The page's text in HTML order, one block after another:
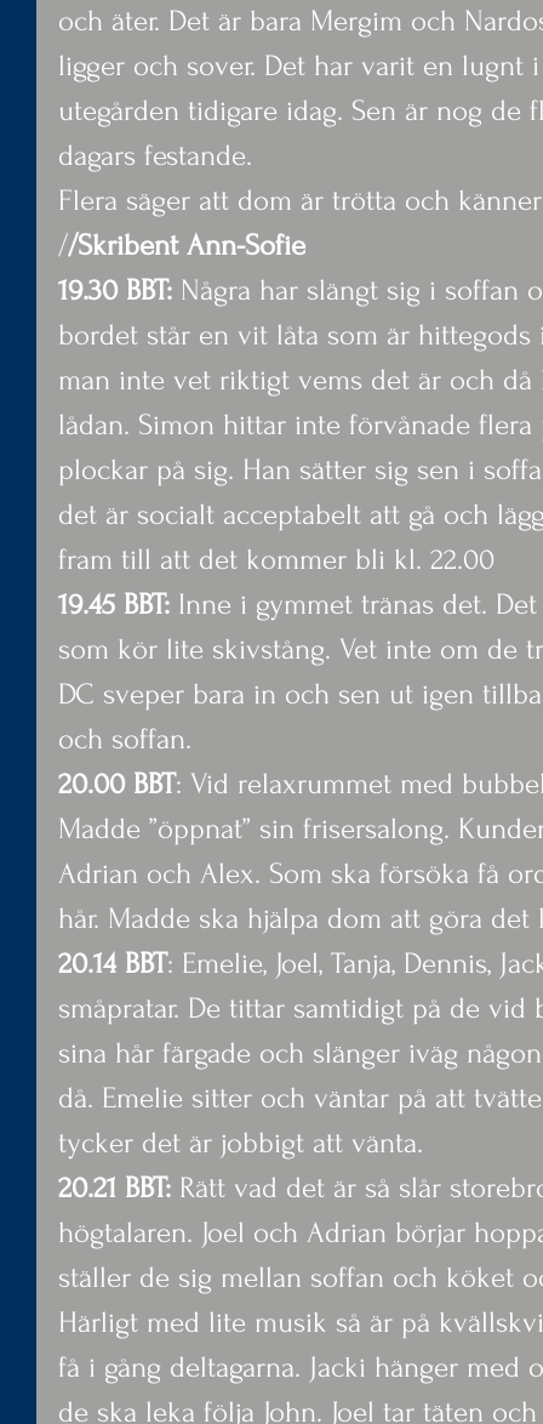
och äter. Det är bara Mergim och
ligger och sover. Det har varit en lugnt
utegården tidigare idag. Sen är nog
dagars festande.
Flera säger att dom är trötta och
//Skribent Ann-Sofie
19.30 BBT: Några har slängt sig i soffan
bordet står en vit låta som är
man inte vet riktigt vems det är och
lådan. Simon hittar inte förvånade
plockar på sig. Han sätter sig sen i
det är socialt acceptabelt att gå och
fram till att det kommer bli kl. 22.00
19.45 BBT: Inne i gymmet tränas det.
som kör lite skivstång. Vet inte om de
DC sveper bara in och sen ut igen
och soffan.
20.00 BBT: Vid relaxrummet med
Madde ”öppnat” sin frisersalong.
Adrian och Alex. Som ska försöka få
hår. Madde ska hjälpa dom att göra det
20.14 BBT: Emelie, Joel, Tanja, Dennis,
småpratar. De tittar samtidigt på de
sina hår färgade och slänger iväg
då. Emelie sitter och väntar på att
tycker det är jobbigt att vänta.
20.21 BBT: Rätt vad det är så slår
högtalaren. Joel och Adrian börjar
ställer de sig mellan soffan och köket
Härligt med lite musik så är på
få i gång deltagarna. Jacki hänger med
de ska leka följa John. Joel tar täten